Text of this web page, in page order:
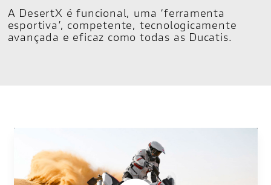
A DesertX é funcional, uma ‘ferramenta
esportiva’, competente, tecnologicamente
avançada e eficaz como todas as Ducatis.